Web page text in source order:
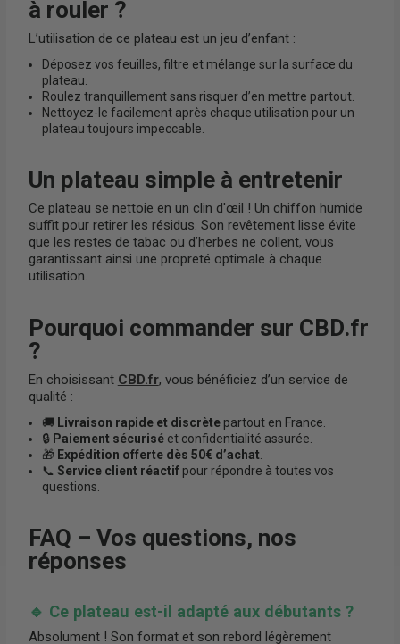
à rouler ?
L’utilisation de ce plateau est un jeu d’enfant :
Déposez vos feuilles, filtre et mélange sur la surface du
plateau.
Roulez tranquillement sans risquer d’en mettre partout.
Nettoyez-le facilement après chaque utilisation pour un
plateau toujours impeccable.
Un plateau simple à entretenir
Ce plateau se nettoie en un clin d'œil ! Un chiffon humide
suffit pour retirer les résidus. Son revêtement lisse évite
que les restes de tabac ou d’herbes ne collent, vous
garantissant ainsi une propreté optimale à chaque
utilisation.
Pourquoi commander sur CBD.fr
?
En choisissant CBD.fr, vous bénéficiez d’un service de
qualité :
🚚 Livraison rapide et discrètepartout en France.
🔒 Paiement sécuriséet confidentialité assurée.
🎁 Expédition offerte dès 50€ d’achat
📞 Service client réactifpour répondre à toutes vos
questions.
FAQ – Vos questions, nos
réponses
🔹 Ce plateau est-il adapté aux débutants ?
Absolument ! Son format et son rebord légèrement